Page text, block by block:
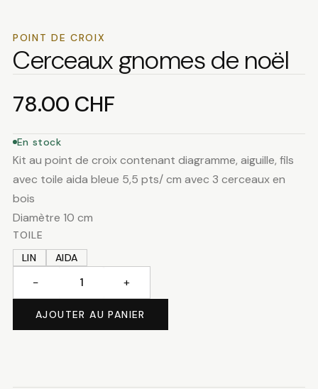
POINT DE CROIX
Cerceaux gnomes de noël
78.00 CHF
En stock
Kit au point de croix contenant diagramme, aiguille, fils
avec toile aida bleue 5,5 pts/ cm avec 3 cerceaux en
bois
Diamètre 10 cm
TOILE
LIN
AIDA
Cerceaux
− +
AJOUTER AU PANIER